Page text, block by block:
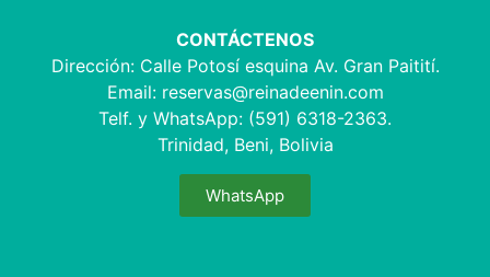
CONTÁCTENOS
Dirección: Calle Potosí esquina Av. Gran Paitití.
Email: reservas@reinadeenin.com
Telf. y WhatsApp: (591) 6318-2363.
Trinidad, Beni, Bolivia
WhatsApp